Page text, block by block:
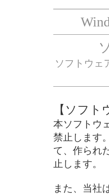
ソフトウェ
【ソフト
本ソフトウ
禁止します
て、作られ
止します。
また、当社